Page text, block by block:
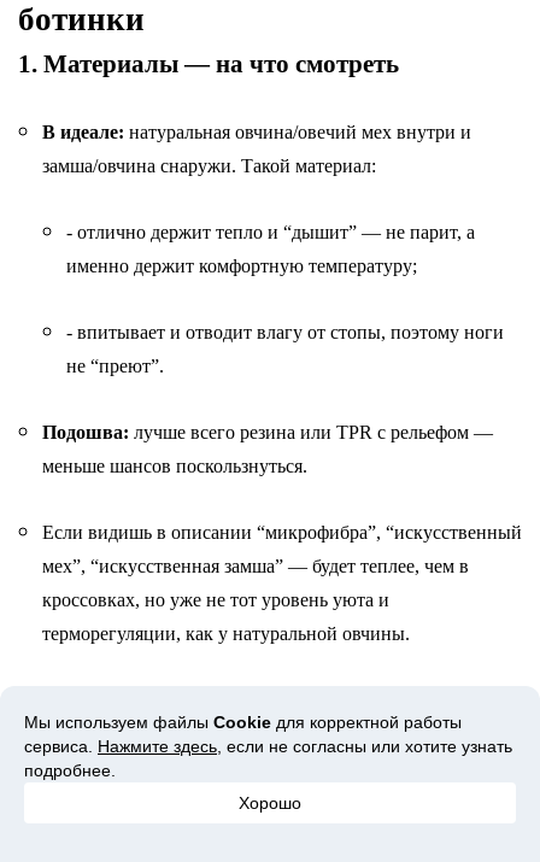
ботинки
1. Материалы — на что смотреть
В идеале: натуральная овчина/овечий мех внутри и
замша/овчина снаружи. Такой материал:
- отлично держит тепло и “дышит” — не парит, а
именно держит комфортную температуру;
- впитывает и отводит влагу от стопы, поэтому ноги
не “преют”.
Подошва: лучше всего резина или TPR с рельефом —
меньше шансов поскользнуться.
Если видишь в описании “микрофибра”, “искусственный
мех”, “искусственная замша” — будет теплее, чем в
кроссовках, но уже не тот уровень уюта и
терморегуляции, как у натуральной овчины.
Классические угги и их аналоги из овчины комфортны
обычно в диапазоне примерно от 0 до -15°С (зависит от
Мы используем файлы Cookie для корректной работы
сервиса. Нажмите здесь , если не согласны или хотите узнать
подробнее.
Хорошо